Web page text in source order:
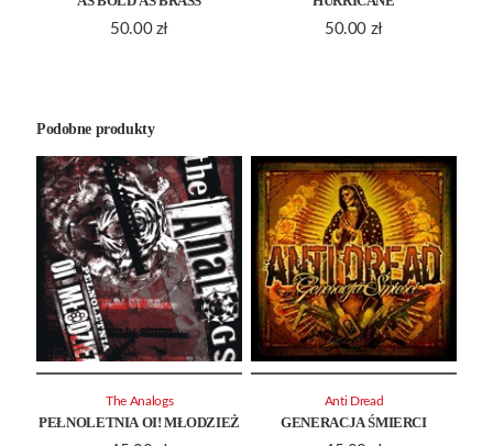
50.00 zł
50.00 zł
Podobne produkty
PEŁNOLETNIA OI! MŁODZIEŻ
The Analogs
GENERACJA ŚMIERCI
Anti Dread